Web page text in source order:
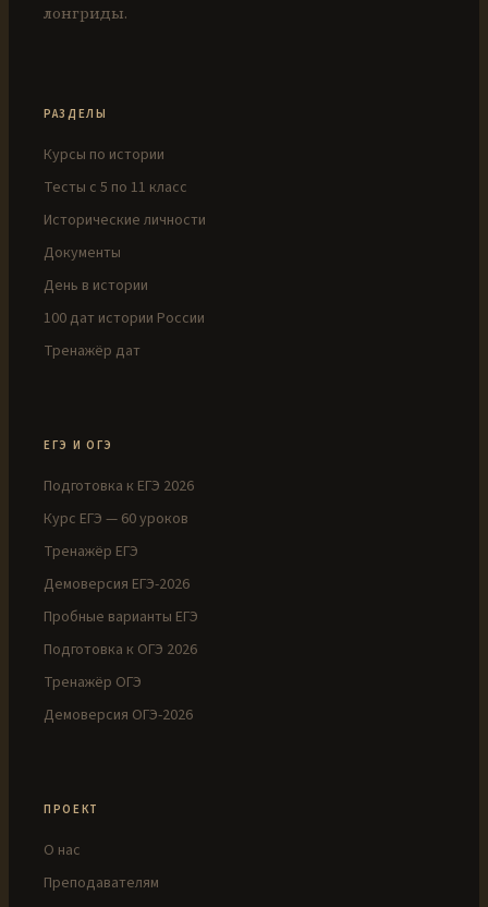
лонгриды.
РАЗДЕЛЫ
Курсы по истории
Тесты с 5 по 11 класс
Исторические личности
Документы
День в истории
100 дат истории России
Тренажёр дат
ЕГЭ И ОГЭ
Подготовка к ЕГЭ 2026
Курс ЕГЭ — 60 уроков
Тренажёр ЕГЭ
Демоверсия ЕГЭ-2026
Пробные варианты ЕГЭ
Подготовка к ОГЭ 2026
Тренажёр ОГЭ
Демоверсия ОГЭ-2026
ПРОЕКТ
О нас
Преподавателям